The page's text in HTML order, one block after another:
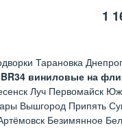
1
Тарановка
виниловые на
Луч Первомайск
Вышгород Припять
Безимянное